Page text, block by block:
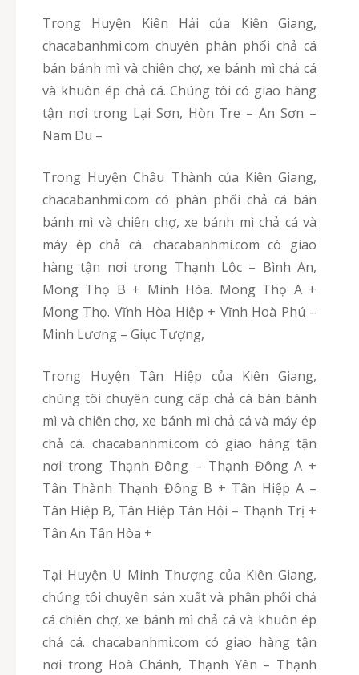
Trong Huyện Kiên Hải của Kiên Giang,
chacabanhmi.com chuyên phân phối chả cá
bán bánh mì và chiên chợ, xe bánh mì chả cá
và khuôn ép chả cá. Chúng tôi có giao hàng
tận nơi trong Lại Sơn, Hòn Tre – An Sơn –
Nam Du –
Trong Huyện Châu Thành của Kiên Giang,
chacabanhmi.com có phân phối chả cá bán
bánh mì và chiên chợ, xe bánh mì chả cá và
máy ép chả cá. chacabanhmi.com có giao
hàng tận nơi trong Thạnh Lộc – Bình An,
Mong Thọ B + Minh Hòa. Mong Thọ A +
Mong Thọ. Vĩnh Hòa Hiệp + Vĩnh Hoà Phú –
Minh Lương – Giục Tượng,
Trong Huyện Tân Hiệp của Kiên Giang,
chúng tôi chuyên cung cấp chả cá bán bánh
mì và chiên chợ, xe bánh mì chả cá và máy ép
chả cá. chacabanhmi.com có giao hàng tận
nơi trong Thạnh Đông – Thạnh Đông A +
Tân Thành Thạnh Đông B + Tân Hiệp A –
Tân Hiệp B, Tân Hiệp Tân Hội – Thạnh Trị +
Tân An Tân Hòa +
Tại Huyện U Minh Thượng của Kiên Giang,
chúng tôi chuyên sản xuất và phân phối chả
cá chiên chợ, xe bánh mì chả cá và khuôn ép
chả cá. chacabanhmi.com có giao hàng tận
nơi trong Hoà Chánh, Thạnh Yên – Thạnh